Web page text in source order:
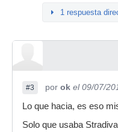
1 respuesta
#3 por ok el 09/07/
Lo que hacia, es eso
Solo que usaba